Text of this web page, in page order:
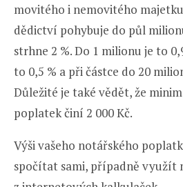
movitého i nemovitého
dědictví pohybuje do půl
strhne 2 %. Do 1 milionu je to
to 0,5 % a při částce do 20
Důležité je také vědět, že
poplatek činí 2 000 Kč.
Výši vašeho notářského
spočítat sami, případně využít